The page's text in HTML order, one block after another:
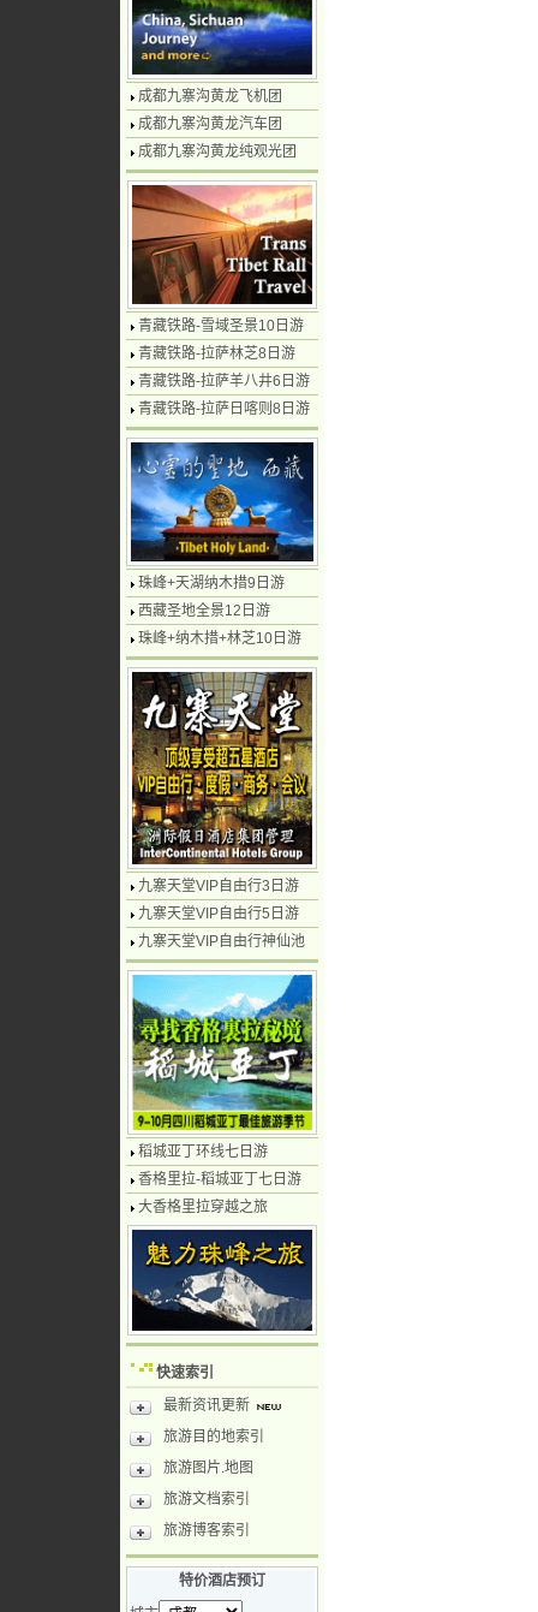
成都九寨沟黄龙飞机团
成都九寨沟黄龙汽车团
成都九寨沟黄龙纯观光团
青藏铁路-雪域圣景10日游
青藏铁路-拉萨林芝8日游
青藏铁路-拉萨羊八井6日游
青藏铁路-拉萨日喀则8日游
珠峰+天湖纳木措9日游
西藏圣地全景12日游
珠峰+纳木措+林芝10日游
九寨天堂VIP自由行3日游
九寨天堂VIP自由行5日游
九寨天堂VIP自由行神仙池
稻城亚丁环线七日游
香格里拉-稻城亚丁七日游
大香格里拉穿越之旅
快速索引
最新资讯更新
旅游目的地索引
旅游图片.地图
旅游文档索引
旅游博客索引
特价酒店预订